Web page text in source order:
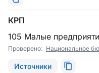
КРП
105 Малые
Проверено: Национальное
Источники